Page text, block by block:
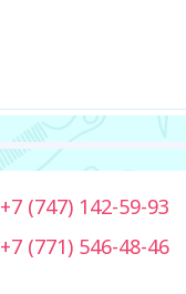
+7 (747) 142-59-93
+7 (771) 546-48-46